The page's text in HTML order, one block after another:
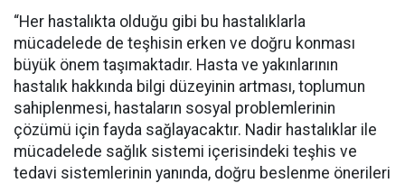
“Her hastalıkta olduğu gibi bu hastalıklarla
mücadelede de teşhisin erken ve doğru konması
büyük önem taşımaktadır. Hasta ve yakınlarının
hastalık hakkında bilgi düzeyinin artması, toplumun
sahiplenmesi, hastaların sosyal problemlerinin
çözümü için fayda sağlayacaktır. Nadir hastalıklar ile
mücadelede sağlık sistemi içerisindeki teşhis ve
tedavi sistemlerinin yanında, doğru beslenme önerileri